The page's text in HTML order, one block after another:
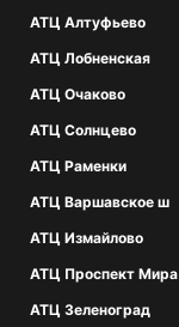
АТЦ Алтуфьево
АТЦ Лобненская
АТЦ Очаково
АТЦ Солнцево
АТЦ Раменки
АТЦ Варшавское ш
АТЦ Измайлово
АТЦ Проспект Мира
АТЦ Зеленоград